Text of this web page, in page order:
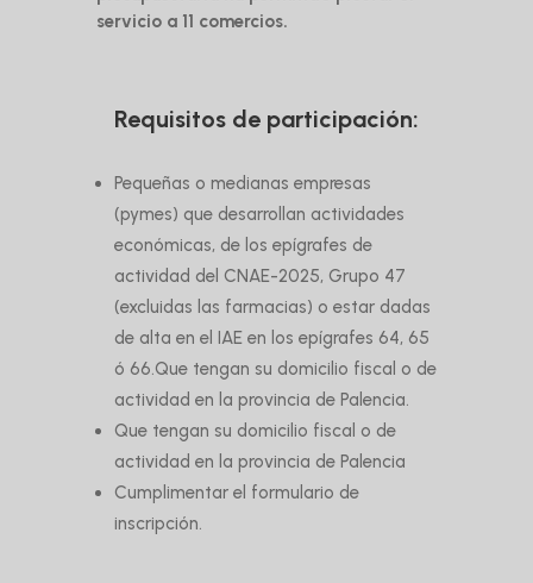
servicio a 11 comercios.
Requisitos de participación:
Pequeñas o medianas empresas
(pymes) que desarrollan actividades
económicas, de los epígrafes de
actividad del CNAE-2025, Grupo 47
(excluidas las farmacias) o estar dadas
de alta en el IAE en los epígrafes 64, 65
ó 66.Que tengan su domicilio fiscal o de
actividad en la provincia de Palencia.
Que tengan su domicilio fiscal o de
actividad en la provincia de Palencia
Cumplimentar el formulario de
inscripción.